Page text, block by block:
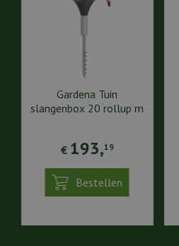
Gardena Tuin
slangenbox 20 rollup m
€ 193,19
Bestellen